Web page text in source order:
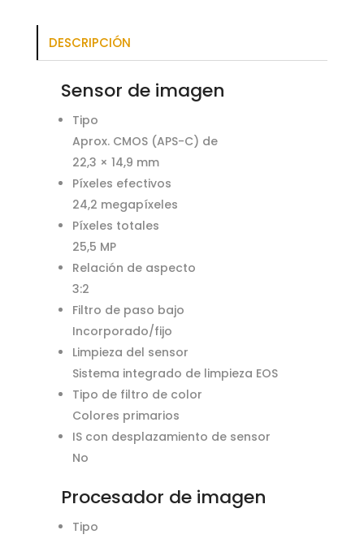
DESCRIPCIÓN
Sensor de imagen
Tipo
Aprox. CMOS (APS-C) de
22,3 × 14,9 mm
Píxeles efectivos
24,2 megapíxeles
Píxeles totales
25,5 MP
Relación de aspecto
3:2
Filtro de paso bajo
Incorporado/fijo
Limpieza del sensor
Sistema integrado de limpieza EOS
Tipo de filtro de color
Colores primarios
IS con desplazamiento de sensor
No
Procesador de imagen
Tipo